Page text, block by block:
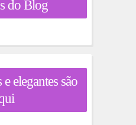
do Blog
elegantes são